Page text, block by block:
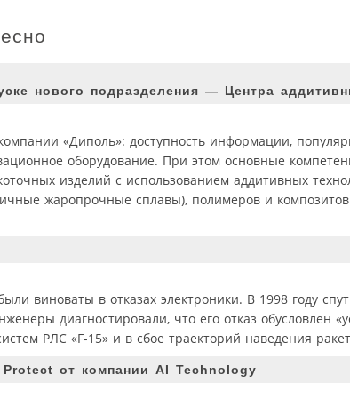
нового подразделения — Центра
«Диполь»: доступность информации,
оборудование. При этом основные
изделий с использованием аддитивных
жаропрочные сплавы), полимеров и
виноваты в отказах электроники. В 1998 году
диагностировали, что его отказ обусловлен
РЛС «F-15» и в сбое траекторий наведения
от компании AI Technology